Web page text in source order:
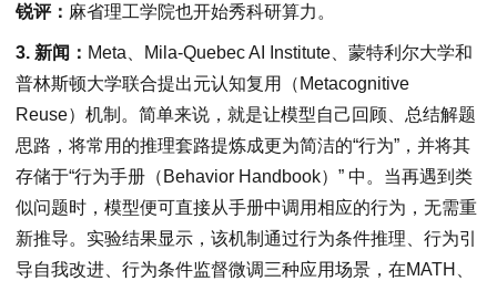
锐评： 麻省理工学院也开始秀科研算力。
3. 新闻： Meta、Mila-Quebec AI Institute、蒙特利尔大学和
普林斯顿大学联合提出元认知复用（Metacognitive
Reuse）机制。简单来说，就是让模型自己回顾、总结解题
思路，将常用的推理套路提炼成更为简洁的“行为”，并将其
存储于“行为手册（Behavior Handbook）” 中。当再遇到类
似问题时，模型便可直接从手册中调用相应的行为，无需重
新推导。实验结果显示，该机制通过行为条件推理、行为引
导自我改进、行为条件监督微调三种应用场景，在MATH、